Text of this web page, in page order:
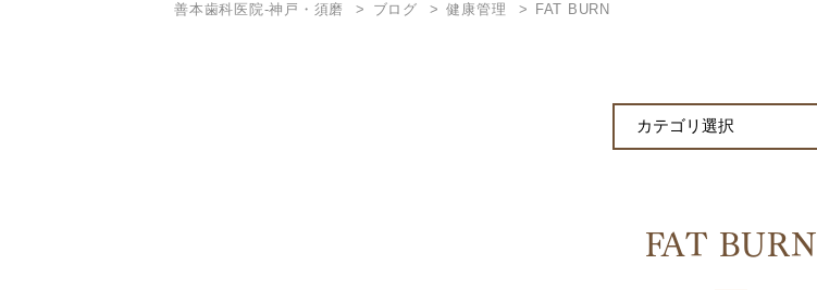
善本歯科医院-神戸・須磨 ブログ 健康管理 FAT BURN
FAT BURN